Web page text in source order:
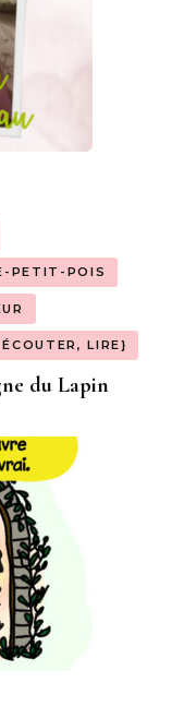
PETIT-POIS
LIRE}
du Lapin